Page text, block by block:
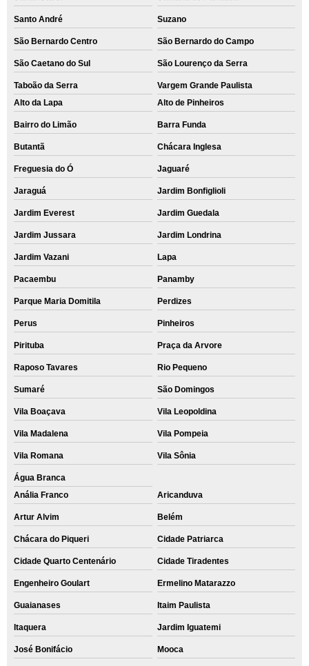
Santo André Suzano
São Bernardo Centro São Bernardo do Campo
São Caetano do Sul São Lourenço da Serra
Taboão da Serra
Vargem Grande Paulista
Alto da Lapa
Alto de Pinheiros
Bairro do Limão Barra Funda
Butantã Chácara Inglesa
Freguesia do Ó Jaguaré
Jaraguá Jardim Bonfiglioli
Jardim Everest Jardim Guedala
Jardim Jussara Jardim Londrina
Jardim Vazani Lapa
Pacaembu Panamby
Parque Maria Domitila Perdizes
Perus Pinheiros
Pirituba Praça da Arvore
Raposo Tavares Rio Pequeno
Sumaré São Domingos
Vila Boaçava Vila Leopoldina
Vila Madalena Vila Pompeia
Vila Romana Vila Sônia
Água Branca
Anália Franco
Aricanduva
Artur Alvim Belém
Chácara do Piqueri Cidade Patriarca
Cidade Quarto Centenário Cidade Tiradentes
Engenheiro Goulart Ermelino Matarazzo
Guaianases Itaim Paulista
Itaquera Jardim Iguatemi
José Bonifácio Mooca